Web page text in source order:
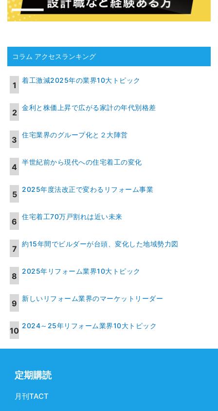
コラム アクセスランキング
着工激減2025年の業界10大トピック
金利と株価上昇で広がる家計の年代別格差
住宅業界のグループ化と２大陣営
半世紀前から現代への住宅着工の変化
2025年度法改正で変わるリフォーム事業
住宅着工70万戸割れは近い未来
約15年間でビルダーが台頭、変化した地域勢力図
2025年リフォーム業界10大トピック
新しいリフォーム業界のマーケットリーダー
2024～25年リフォーム業界10大トピック
定期購読
月刊TACT